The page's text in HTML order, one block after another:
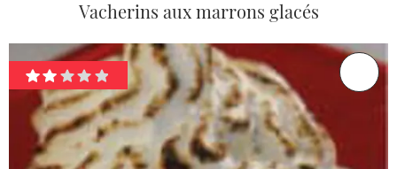
Vacherins aux marrons glacés